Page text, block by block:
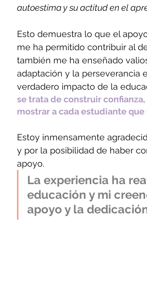
autoestima y su actitud en el
Esto demuestra lo que el
me ha permitido contribuir al
también me ha enseñado
adaptación y la perseverancia
verdadero impacto de la
se trata de construir
mostrar a cada estudiante
Estoy inmensamente
y por la posibilidad de haber
apoyo.
La experiencia ha
educación y mi
apoyo y la